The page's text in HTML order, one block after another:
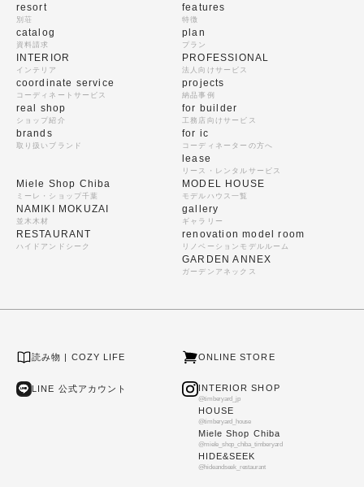
resort
別荘
catalog
資料請求
features
特徴
plan
プラン
INTERIOR
インテリア
coordinate service
コーディネートサービス
real shop
ショップ紹介
brands
取り扱いブランド
PROFESSIONAL
法人向けサービス
projects
納品事例
for builder
工務店向けサービス
for ic
コーディネーターの方へ
lease
リース・レンタルサービス
Miele Shop Chiba
ミーレ・ショップ千葉
NAMIKI MOKUZAI
並木木材
RESTAURANT
ハイドアンドシーク
MODEL HOUSE
モデルハウス一覧
gallery
ギャラリー
renovation model room
リノベーションモデルルーム
GARDEN ANNEX
ガーデンアネックス
読み物 | COZY LIFE ONLINE STORE
LINE 公式アカウント INTERIOR SHOP
@timberyard_jp
HOUSE
@timberyard_house
Miele Shop Chiba
@miele_shop_chiba_timberyard
HIDE&SEEK
@hideandseek_restaurant